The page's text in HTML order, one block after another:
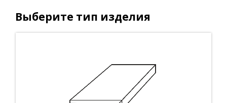
Выберите тип изделия